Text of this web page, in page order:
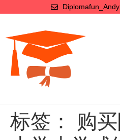
标签： 购